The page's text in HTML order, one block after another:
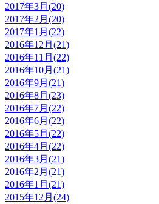
2017年3月(20)
2017年2月(20)
2017年1月(22)
2016年12月(21)
2016年11月(22)
2016年10月(21)
2016年9月(21)
2016年8月(23)
2016年7月(22)
2016年6月(22)
2016年5月(22)
2016年4月(22)
2016年3月(21)
2016年2月(21)
2016年1月(21)
2015年12月(24)